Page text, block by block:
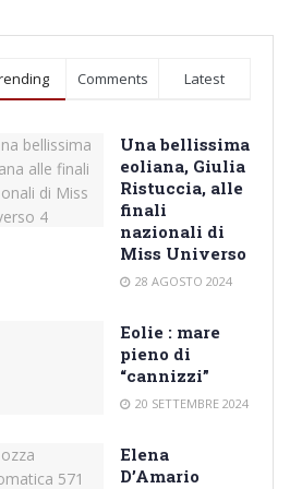
Comments Latest
Una bellissima
eoliana, Giulia
Ristuccia, alle
finali
nazionali di
Miss Universo
28 AGOSTO 2024
Eolie : mare
pieno di
“cannizzi”
20 SETTEMBRE 2024
Elena
D’Amario